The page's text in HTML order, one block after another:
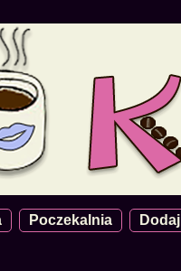
Poczekalnia Dodaj